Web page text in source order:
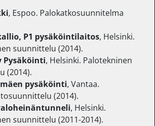
, Espoo. Palokatkosuunnitelma
P1 pysäköintilaitos, Helsinki.
suunnittelu (2014).
Pysäköinti, Helsinki. Palotekninen
(2014).
pysäköinti, Vantaa.
(2014).
, Helsinki.
suunnittelu (2011-2014).